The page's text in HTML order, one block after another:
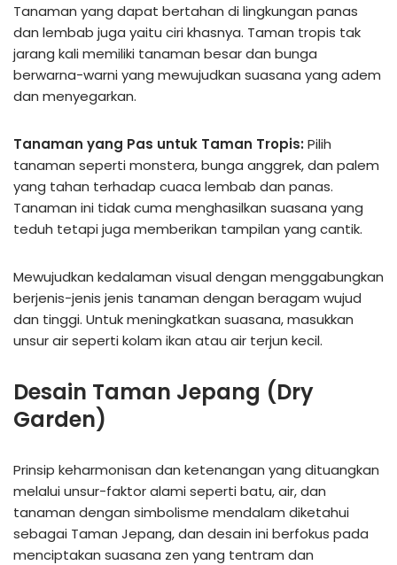
Tanaman yang dapat bertahan di lingkungan panas
dan lembab juga yaitu ciri khasnya. Taman tropis tak
jarang kali memiliki tanaman besar dan bunga
berwarna-warni yang mewujudkan suasana yang adem
dan menyegarkan.
Tanaman yang Pas untuk Taman Tropis: Pilih
tanaman seperti monstera, bunga anggrek, dan palem
yang tahan terhadap cuaca lembab dan panas.
Tanaman ini tidak cuma menghasilkan suasana yang
teduh tetapi juga memberikan tampilan yang cantik.
Mewujudkan kedalaman visual dengan menggabungkan
berjenis-jenis jenis tanaman dengan beragam wujud
dan tinggi. Untuk meningkatkan suasana, masukkan
unsur air seperti kolam ikan atau air terjun kecil.
Desain Taman Jepang (Dry
Garden)
Prinsip keharmonisan dan ketenangan yang dituangkan
melalui unsur-faktor alami seperti batu, air, dan
tanaman dengan simbolisme mendalam diketahui
sebagai Taman Jepang, dan desain ini berfokus pada
menciptakan suasana zen yang tentram dan